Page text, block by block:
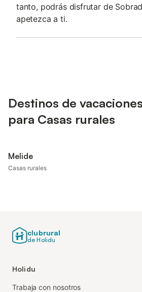
tanto, podrás disfrutar de
apetezca a ti.
Destinos de
para Casas rurales
Melide
Casas rurales
clubrural
de Holidu
Holidu
Trabaja con nosotros